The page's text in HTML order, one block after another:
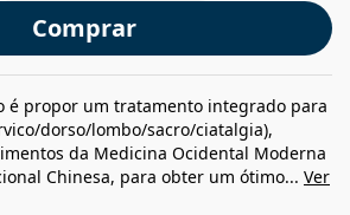
Comprar
é propor um tratamento integrado para
dorso/lombo/sacro/ciatalgia),
da Medicina Ocidental Moderna
Chinesa, para obter um ótimo... Ver